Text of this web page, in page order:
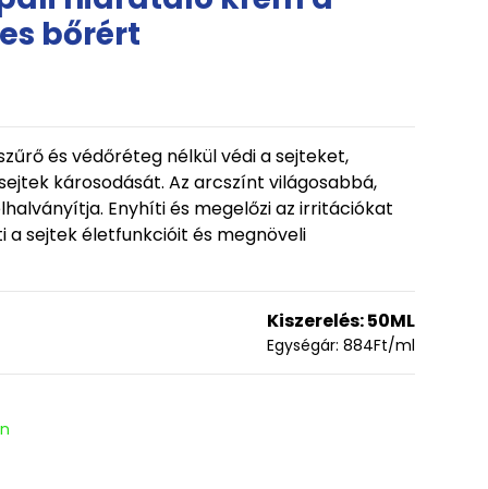
bőrért
és védőréteg nélkül védi a sejteket,
károsodását. Az arcszínt világosabbá,
Enyhíti és megelőzi az irritációkat
a sejtek életfunkcióit és megnöveli
Kiszerelés:50ML
Egységár: 884Ft/ml